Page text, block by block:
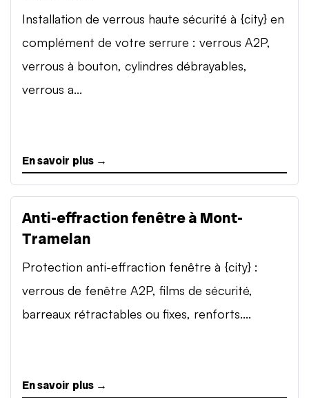
Installation de verrous haute sécurité à {city} en
complément de votre serrure : verrous A2P,
verrous à bouton, cylindres débrayables,
verrous a...
En savoir plus →
Anti-effraction fenêtre à Mont-
Tramelan
Protection anti-effraction fenêtre à {city} :
verrous de fenêtre A2P, films de sécurité,
barreaux rétractables ou fixes, renforts....
En savoir plus →